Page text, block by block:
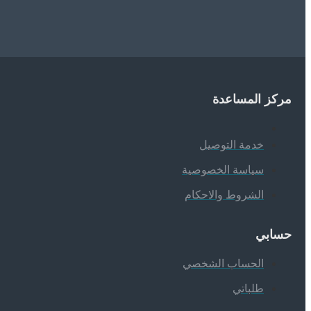
مركز المساعدة
خدمة التوصيل
سياسة الخصوصية
الشروط والاحكام
حسابي
الحساب الشخصي
طلباتي